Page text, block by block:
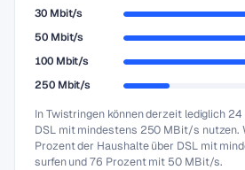
30 Mbit/s
50 Mbit/s
100 Mbit/s
250 Mbit/s
In Twistringen können derzeit lediglich
DSL mit mindestens 250 MBit/s nutzen.
Prozent der Haushalte über DSL mit
surfen und 76 Prozent mit 50 MBit/s.